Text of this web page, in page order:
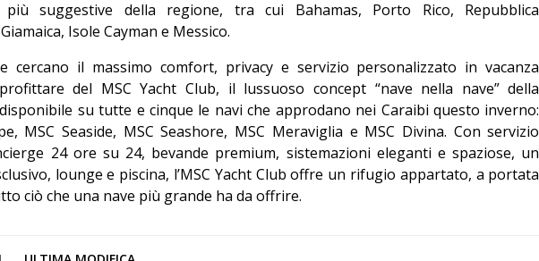
più suggestive della regione, tra cui Bahamas, Porto Rico, Repubblica
Isole Cayman e Messico.
cercano il massimo comfort, privacy e servizio personalizzato in vacanza
del MSC Yacht Club, il lussuoso concept “nave nella nave” della
su tutte e cinque le navi che approdano nei Caraibi questo inverno:
MSC Seaside, MSC Seashore, MSC Meraviglia e MSC Divina. Con servizio
24 ore su 24, bevande premium, sistemazioni eleganti e spaziose, un
lounge e piscina, l’MSC Yacht Club offre un rifugio appartato, a portata
ciò che una nave più grande ha da offrire.